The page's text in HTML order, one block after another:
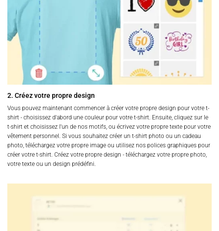
2. Créez votre propre design
Vous pouvez maintenant commencer à créer votre propre design pour votre t-
shirt - choisissez d'abord une couleur pour votre t-shirt. Ensuite, cliquez sur le
t-shirt et choisissez l'un de nos motifs, ou écrivez votre propre texte pour votre
vêtement personnel. Si vous souhaitez créer un t-shirt photo ou un cadeau
photo, téléchargez votre propre image ou utilisez nos polices graphiques pour
créer votre t-shirt. Créez votre propre design - téléchargez votre propre photo,
votre texte ou un design prédéfini.